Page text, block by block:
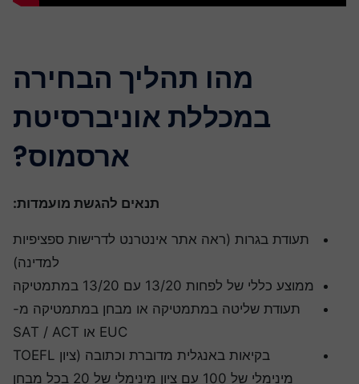
מהו תהליך הבחירה
במכללת אוניברסיטת
ארסמוס?
תנאים להגשת מועמדות:
תעודת בגרות (ראה אתר אינטרנט לדרישות ספציפיות
למדינה)
ממוצע כללי של לפחות 13/20 עם 13/20 במתמטיקה
תעודת שליטה במתמטיקה או מבחן במתמטיקה מ-
EUC או SAT / ACT
בקיאות באנגלית מדוברת וכתובה (ציון TOEFL
מינימלי של 100 עם ציון מינימלי של 20 בכל מבחן